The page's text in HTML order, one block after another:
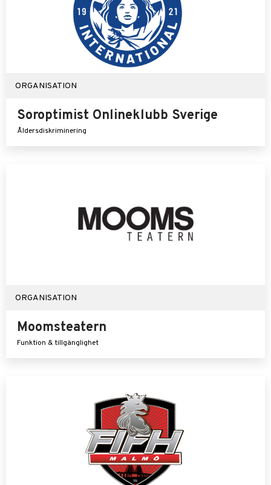
ORGANISATION
Soroptimist Onlineklubb Sverige
Åldersdiskriminering
ORGANISATION
Moomsteatern
Funktion & tillgänglighet